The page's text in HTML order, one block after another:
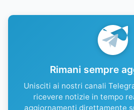
Rimani sempre
Unisciti ai nostri canali
ricevere notizie in tempo
aggiornamenti direttamente